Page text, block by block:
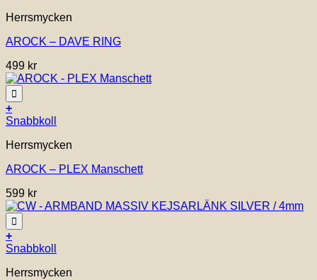
produkten
flera
De
olika
alternativen
kan
väljas
produktsidan
Herrsmycken
AROCK – DAVE RING
499 kr
+
Snabbkoll
Herrsmycken
AROCK – PLEX Manschett
599 kr
+
Den
produkten
Snabbkoll
Herrsmycken